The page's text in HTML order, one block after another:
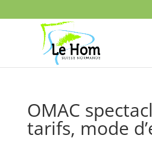
OMAC
tarifs, mode